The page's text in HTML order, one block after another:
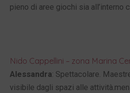
pieno di aree giochi sia all’interno
Nido Cappellini – zona Marina
Alessandra: Spettacolare.
visibile dagli spazi alle